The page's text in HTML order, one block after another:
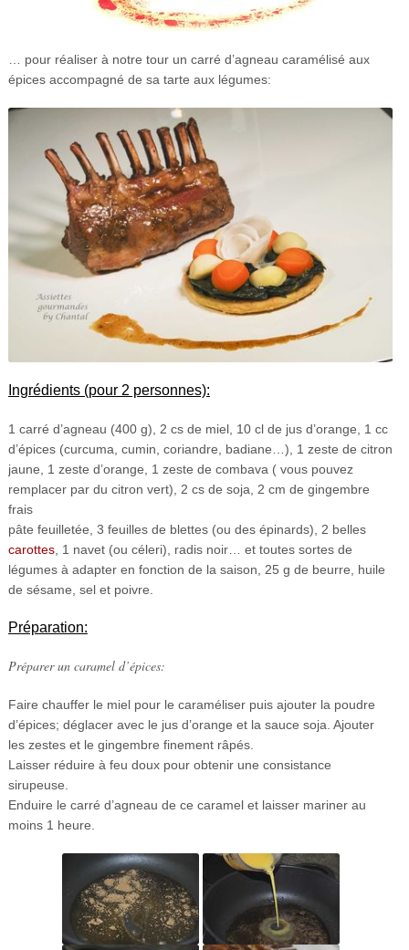
… pour réaliser à notre tour un carré d’agneau caramélisé aux
épices accompagné de sa tarte aux légumes:
Ingrédients (pour 2 personnes):
1 carré d’agneau (400 g), 2 cs de miel, 10 cl de jus d’orange, 1 cc
d’épices (curcuma, cumin, coriandre, badiane…), 1 zeste de citron
jaune, 1 zeste d’orange, 1 zeste de combava ( vous pouvez
remplacer par du citron vert), 2 cs de soja, 2 cm de gingembre
frais
pâte feuilletée, 3 feuilles de blettes (ou des épinards), 2 belles
carottes, 1 navet (ou céleri), radis noir… et toutes sortes de
légumes à adapter en fonction de la saison, 25 g de beurre, huile
de sésame, sel et poivre.
Préparation:
Préparer un caramel d’épices:
Faire chauffer le miel pour le caraméliser puis ajouter la poudre
d’épices; déglacer avec le jus d’orange et la sauce soja. Ajouter
les zestes et le gingembre finement râpés.
Laisser réduire à feu doux pour obtenir une consistance
sirupeuse.
Enduire le carré d’agneau de ce caramel et laisser mariner au
moins 1 heure.